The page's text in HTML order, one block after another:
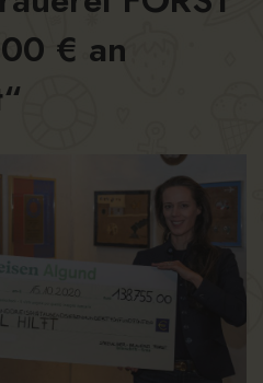
€ an